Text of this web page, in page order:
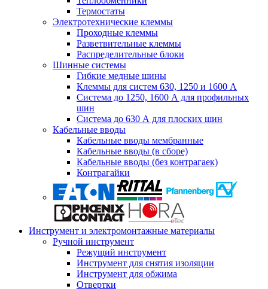
Термостаты
Электротехнические клеммы
Проходные клеммы
Разветвительные клеммы
Распределительные блоки
Шинные системы
Гибкие медные шины
Клеммы для систем 630, 1250 и 1600 А
Система до 1250, 1600 А для профильных
шин
Система до 630 А для плоских шин
Кабельные вводы
Кабельные вводы мембранные
Кабельные вводы (в сборе)
Кабельные вводы (без контрагаек)
Контрагайки
Инструмент и электромонтажные материалы
Ручной инструмент
Режущий инструмент
Инструмент для снятия изоляции
Инструмент для обжима
Отвертки